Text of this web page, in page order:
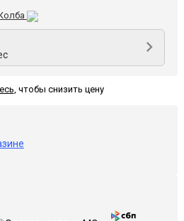
, чтобы снизить цену